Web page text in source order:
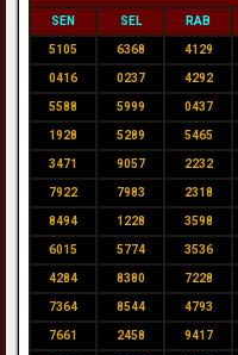
SEN SEL RAB
5105 6368 4129
0416 0237 4292
5588 5999 0437
1928 5289 5465
3471 9057 2232
7922 7983 2318
8494 1228 3598
6015 5774 3536
4284 8380 7228
7364 8544 4793
7661 2458 9417